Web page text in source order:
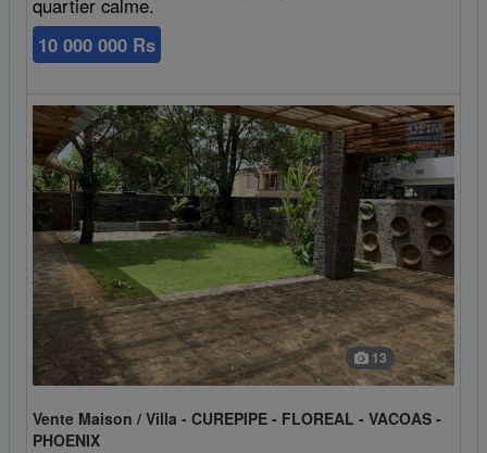
10 000 000 Rs
13
Vente Maison / Villa - CUREPIPE - FLOREAL - VACOAS -
PHOENIX